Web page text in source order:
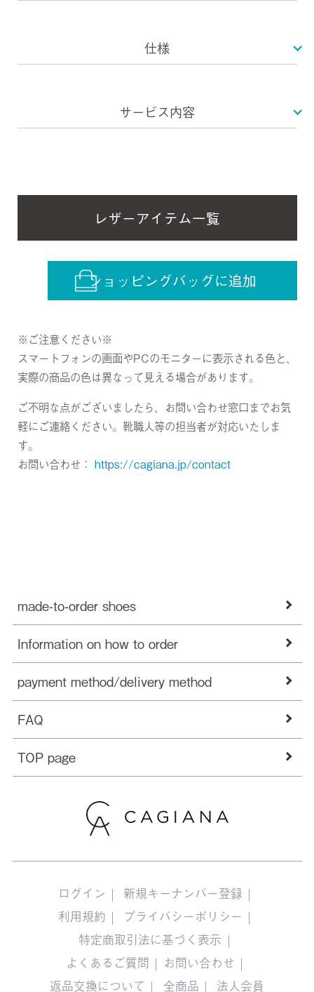
仕様
サービス内容
レザーアイテム一覧
ショッピングバッグに追加
※ご注意ください※
スマートフォンの画面やPCのモニターに表示される色と、
実際の商品の色は異なって見える場合があります。
ご不明な点がございましたら、お問い合わせ窓口までお気
軽にご連絡ください。靴職人等の担当者が対応いたしま
す。
お問い合わせ： https://cagiana.jp/contact
made-to-order shoes
Information on how to order
payment method/delivery method
FAQ
TOP page
ログイン
新規キーナンバー登録
利用規約
プライバシーポリシー
特定商取引法に基づく表示
よくあるご質問
お問い合わせ
返品交換について
全商品 法人会員